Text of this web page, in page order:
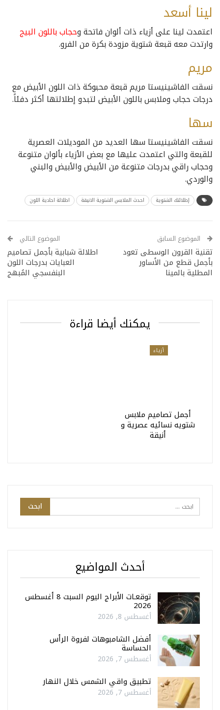
لينا أسعد
اعتمدت لينا على أزياء ذات ألوان فاتحة وحجاب باللون البيج
وارتدت معه قبعة شتوية مزودة بكرة من الفرو.
مريم
نسقت الفاشينيستا مريم قبعة محبوكة ذات اللون الأبيض مع
درجات حجاب وملابس باللون الأبيض لتبدو إطلالتها أكثر دفئاً.
سها
نسقت الفاشينيستا سها العديد من الموديلات العصرية
للقبعة والتي اعتمدت عليها مع بعض الأزياء بألوان متنوعة
وحجاب راقي بدرجات متنوعة من الأبيض والأبيض والبني
والوردي.
إطلالتك الشتوية احدث الملابس الشتوية الانيقة اطلالة احادية اللون
الموضوع السابق
تقنية القرون الوسطى تعود
بأجمل قطع من الأساور
المطلية بالمينا
الموضوع التالي
اطلالة شبابية بأجمل تصاميم
العبايات بدرجات اللون
البنفسجي المُبهج
يمكنك أيضا قراءة
أزياء
أجمل تصاميم ملابس
شتويه نسائيه عصرية و
أنيقة
أحدث المواضيع
توقعـات الأبراج اليوم السبت 8 أغسطس
2026
أغسطس 8, 2026
أفضل الشامبوهات لفروة الرأس
الحساسة
أغسطس 7, 2026
تطبيق واقي الشمس خلال النهار
أغسطس 7, 2026